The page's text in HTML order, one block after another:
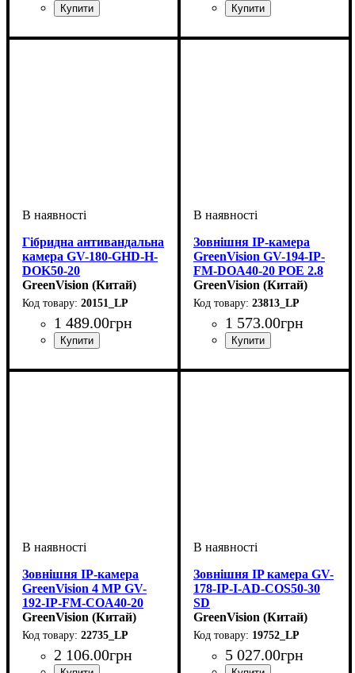
Гібридна антивандальна
камера GV-180-GHD-H-
DOK50-20
GreenVision (Китай)
20151_LP
1 489.00грн
Зовнішня IP-камера
GreenVision GV-194-IP-
FM-DOA40-20 POE 2.8
GreenVision (Китай)
23813_LP
1 573.00грн
Зовнішня IP-камера
GreenVision 4 МР GV-
192-IP-FM-COA40-20
POE SD (Lite)
GreenVision (Китай)
22735_LP
2 106.00грн
Зовнішня IP камера GV-
178-IP-I-AD-COS50-30
SD
GreenVision (Китай)
19752_LP
5 027.00грн